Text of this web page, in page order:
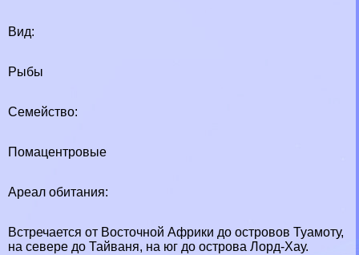
Вид:
Рыбы
Семейство:
Помацентровые
Ареал обитания:
Встречается от Восточной Африки до островов Туамоту,
на севере до Тайваня, на юг до острова Лорд-Хау.